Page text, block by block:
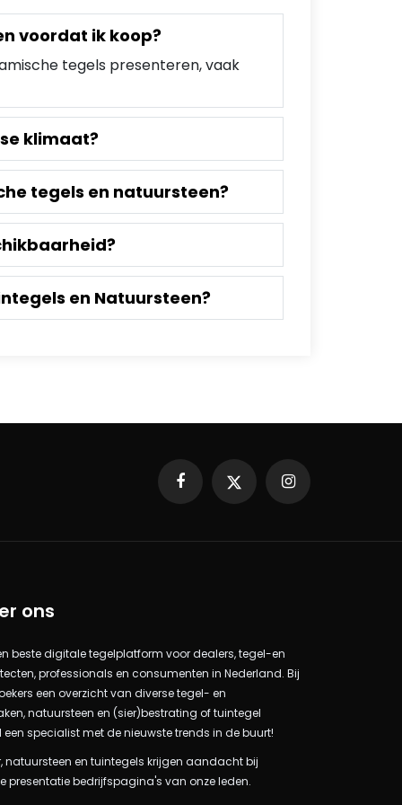
voordat ik koop?
tegels presenteren, vaak
klimaat?
tegels en natuursteen?
en Natuursteen?
Facebook Instagram
ons
en beste digitale tegelplatform voor dealers, tegel-en
professionals en consumenten in Nederland. Bij
een overzicht van diverse tegel- en
natuursteen en (sier)bestrating of tuintegel
specialist met de nieuwste trends in de buurt!
natuursteen en tuintegels krijgen aandacht bij
presentatie bedrijfspagina's van onze leden.